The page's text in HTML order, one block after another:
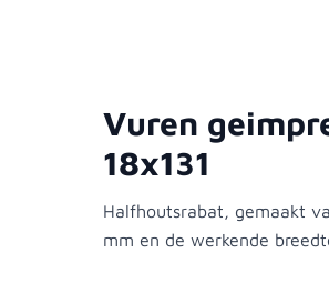
Vuren
18x131
Halfhoutsrabat, gemaakt
mm en de werkende